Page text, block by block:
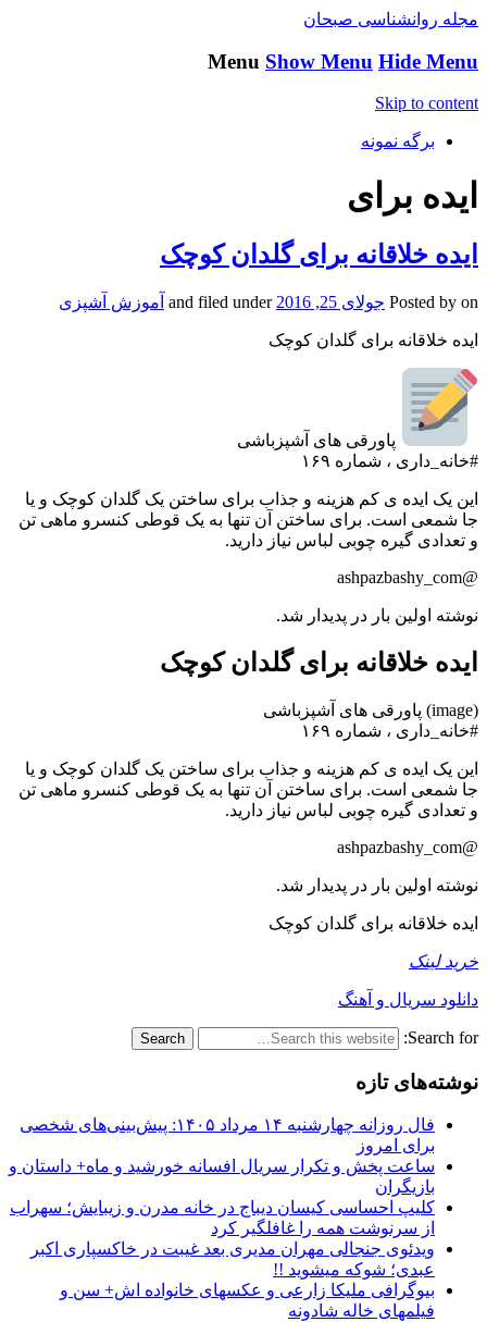
مجله روانشناسی صبحان
Menu Show Menu Hide Menu
Skip to content
برگه نمونه
ایده برای
ایده خلاقانه برای گلدان کوچک
Posted by on جولای 25, 2016 and filed under آموزش آشپزی
ایده خلاقانه برای گلدان کوچک
پاورقی های آشپزباشی
#خانه_داری ، شماره ۱۶۹
این یک ایده ی کم هزینه و جذاب برای ساختن یک گلدان کوچک و یا
جا شمعی است. برای ساختن آن تنها به یک قوطی کنسرو ماهی تن
و تعدادی گیره چوبی لباس نیاز دارید.
@ashpazbashy_com
نوشته اولین بار در پدیدار شد.
ایده خلاقانه برای گلدان کوچک
(image) پاورقی های آشپزباشی
#خانه_داری ، شماره ۱۶۹
این یک ایده ی کم هزینه و جذاب برای ساختن یک گلدان کوچک و یا
جا شمعی است. برای ساختن آن تنها به یک قوطی کنسرو ماهی تن
و تعدادی گیره چوبی لباس نیاز دارید.
@ashpazbashy_com
نوشته اولین بار در پدیدار شد.
ایده خلاقانه برای گلدان کوچک
خرید لینک
دانلود سریال و آهنگ
Search for:
نوشته‌های تازه
فال روزانه چهارشنبه ۱۴ مرداد ۱۴۰۵: پیش‌بینی‌های شخصی
برای امروز
ساعت پخش و تکرار سریال افسانه خورشید و ماه+ داستان و
بازیگران
کلیپ احساسی کیسان دیباج در خانه مدرن و زیبایش؛ سهراب
از سرنوشت همه را غافلگیر کرد
ویدئوی جنجالی مهران مدیری بعد غیبت در خاکسپاری اکبر
عبدی؛ شوکه میشوید !!
بیوگرافی ملیکا زارعی و عکسهای خانواده اش+ سن و
فیلمهای خاله شادونه